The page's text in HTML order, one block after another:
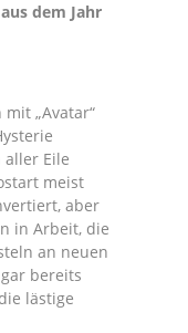
dem Jahr
„Avatar“
Eile
meist
aber
in Arbeit, die
an neuen
bereits
lästige